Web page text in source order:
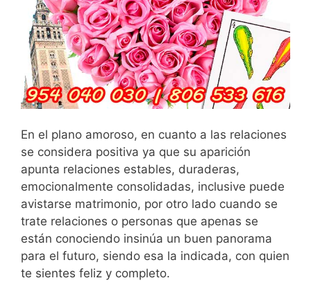
En el plano amoroso, en cuanto a las relaciones
se considera positiva ya que su aparición
apunta relaciones estables, duraderas,
emocionalmente consolidadas, inclusive puede
avistarse matrimonio, por otro lado cuando se
trate relaciones o personas que apenas se
están conociendo insinúa un buen panorama
para el futuro, siendo esa la indicada, con quien
te sientes feliz y completo.